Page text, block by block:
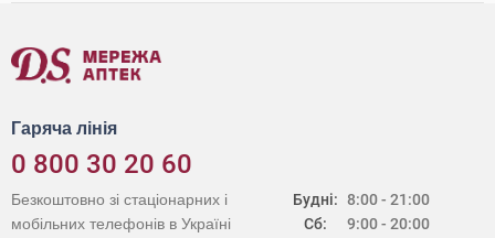
Гаряча лінія
0 800 30 20 60
Будні:
Сб:
8:00 - 21:00
9:00 - 20:00
Безкоштовно зі стаціонарних і
мобільних телефонів в Україні